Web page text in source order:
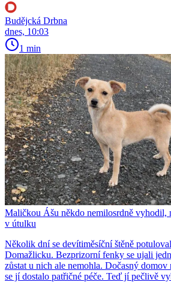
Budějcká Drbna
dnes, 10:03
1 min
Maličkou Ášu někdo nemilosrdně
v útulku
Několik dní se devítiměsíční štěně
Domažlicku. Bezprizorní fenky se ujali
zůstat u nich ale nemohla. Dočasný
se jí dostalo patřičné péče. Teď jí pečlivě